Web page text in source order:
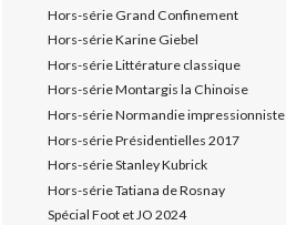
Hors-série Grand Confinement
Hors-série Karine Giebel
Hors-série Littérature classique
Hors-série Montargis la Chinoise
Hors-série Normandie impressionniste
Hors-série Présidentielles 2017
Hors-série Stanley Kubrick
Hors-série Tatiana de Rosnay
Spécial Foot et JO 2024